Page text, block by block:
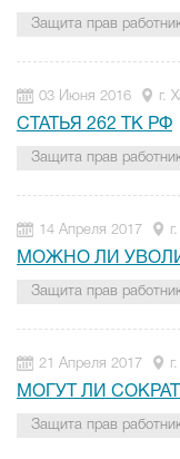
Защита прав
03 Июня 2016 г.
СТАТЬЯ 262 ТК РФ
Защита прав
14 Апреля 2017
МОЖНО ЛИ
Защита прав
21 Апреля 2017
МОГУТ ЛИ
Защита прав